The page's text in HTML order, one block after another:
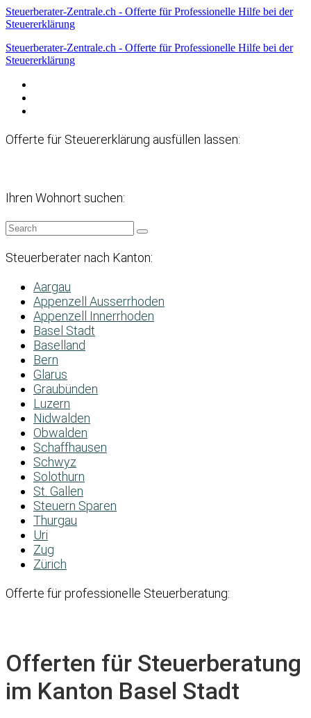
Steuerberater-Zentrale.ch - Offerte für Professionelle Hilfe bei der
Steuererklärung
Steuerberater-Zentrale.ch - Offerte für Professionelle Hilfe bei der
Steuererklärung
Offerte für Steuererklärung ausfüllen lassen:
Ihren Wohnort suchen:
Steuerberater nach Kanton:
Aargau
Appenzell Ausserrhoden
Appenzell Innerrhoden
Basel Stadt
Baselland
Bern
Glarus
Graubünden
Luzern
Nidwalden
Obwalden
Schaffhausen
Schwyz
Solothurn
St. Gallen
Steuern Sparen
Thurgau
Uri
Zug
Zürich
Offerte für professionelle Steuerberatung:
Offerten für Steuerberatung
im Kanton Basel Stadt